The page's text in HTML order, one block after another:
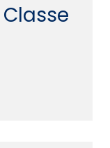
Classe